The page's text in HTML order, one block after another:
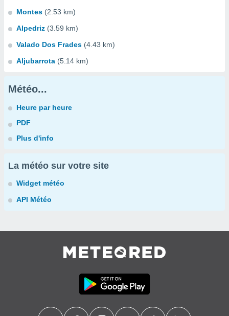
Montes (2.53 km)
Alpedriz (3.59 km)
Valado Dos Frades (4.43 km)
Aljubarrota (5.14 km)
Météo...
Heure par heure
PDF
Plus d'info
La météo sur votre site
Widget météo
API Météo